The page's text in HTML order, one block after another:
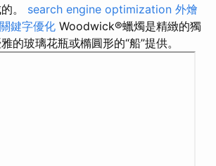
。 search engine optimization 外燴
關鍵字優化 Woodwick®蠟燭是精緻的獨
的玻璃花瓶或橢圓形的“船”提供。